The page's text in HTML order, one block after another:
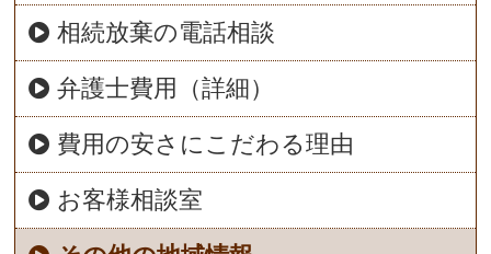
相続放棄の電話相談
弁護士費用（詳細）
費用の安さにこだわる理由
お客様相談室